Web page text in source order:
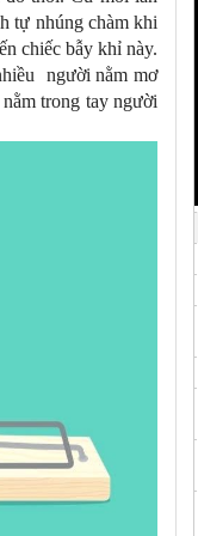
tự nhúng chàm khi
chiếc bẫy khỉ này.
người nằm mơ
trong tay người